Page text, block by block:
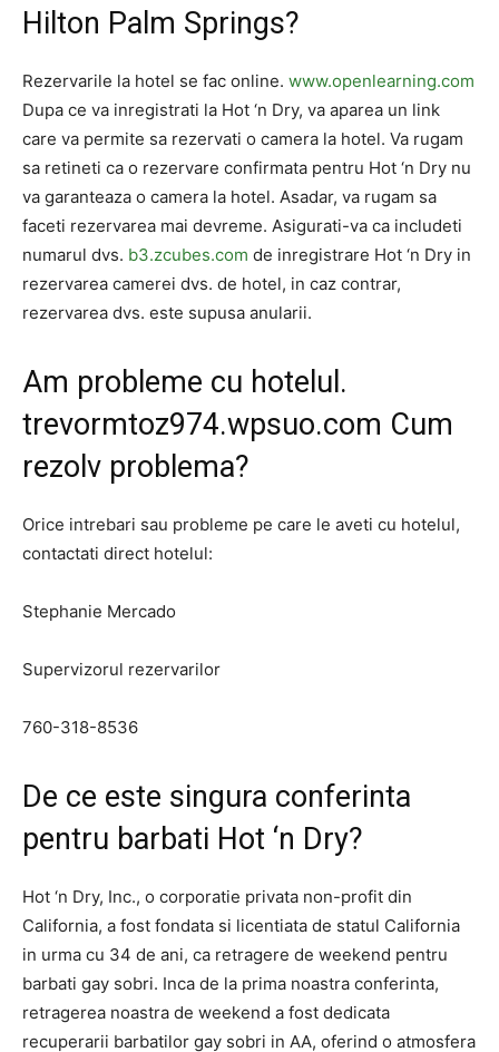
Hilton Palm Springs?
Rezervarile la hotel se fac online. www.openlearning.com
Dupa ce va inregistrati la Hot ‘n Dry, va aparea un link
care va permite sa rezervati o camera la hotel. Va rugam
sa retineti ca o rezervare confirmata pentru Hot ‘n Dry nu
va garanteaza o camera la hotel. Asadar, va rugam sa
faceti rezervarea mai devreme. Asigurati-va ca includeti
numarul dvs. b3.zcubes.com de inregistrare Hot ‘n Dry in
rezervarea camerei dvs. de hotel, in caz contrar,
rezervarea dvs. este supusa anularii.
Am probleme cu hotelul.
trevormtoz974.wpsuo.com Cum
rezolv problema?
Orice intrebari sau probleme pe care le aveti cu hotelul,
contactati direct hotelul:
Stephanie Mercado
Supervizorul rezervarilor
760-318-8536
De ce este singura conferinta
pentru barbati Hot ‘n Dry?
Hot ‘n Dry, Inc., o corporatie privata non-profit din
California, a fost fondata si licentiata de statul California
in urma cu 34 de ani, ca retragere de weekend pentru
barbati gay sobri. Inca de la prima noastra conferinta,
retragerea noastra de weekend a fost dedicata
recuperarii barbatilor gay sobri in AA, oferind o atmosfera